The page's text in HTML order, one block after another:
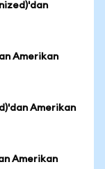
Amerikan
Amerikan
Amerikan